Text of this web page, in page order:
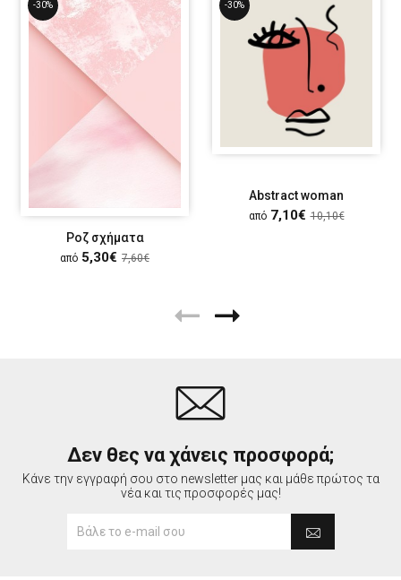
-30%
Ροζ σχήματα
από 5,30€ 7,60€
-30%
Abstract woman
από 7,10€ 10,10€
Δεν θες να χάνεις προσφορά;
Κάνε την εγγραφή σου στο newsletter μας και μάθε πρώτος τα
νέα και τις προσφορές μας!